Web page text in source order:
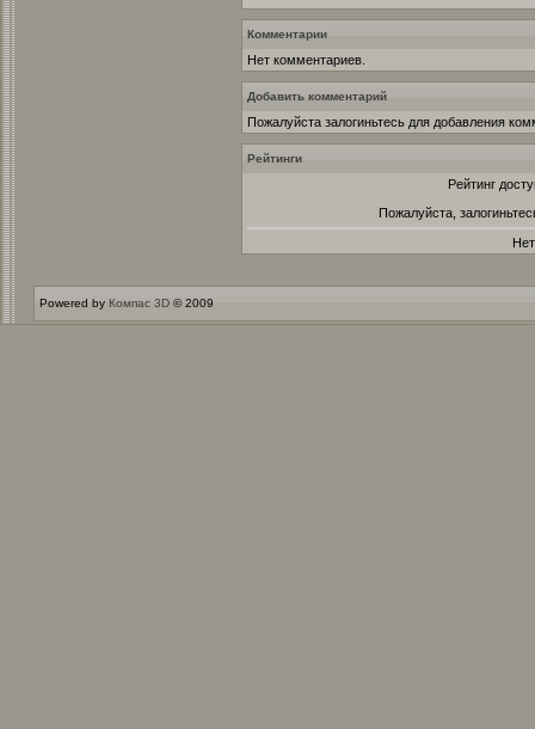
Комментарии
Нет комментариев.
Добавить комментарий
Пожалуйста залогиньтесь для добавления
Рейтинги
Рейтинг
Пожалуйста,
Powered by Компас 3D © 2009